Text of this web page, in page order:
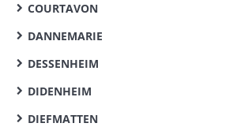
COURTAVON
DANNEMARIE
DESSENHEIM
DIDENHEIM
DIEFMATTEN